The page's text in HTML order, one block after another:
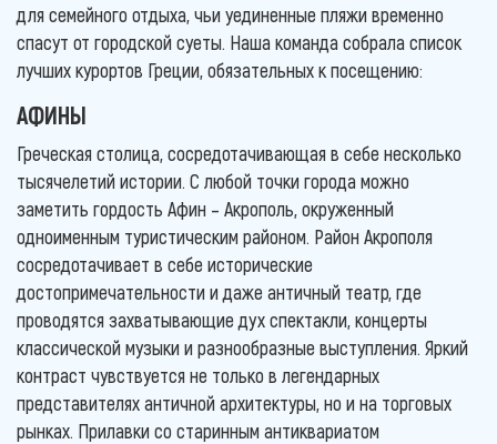
для семейного отдыха, чьи уединенные пляжи временно
спасут от городской суеты. Наша команда собрала список
лучших курортов Греции, обязательных к посещению:
АФИНЫ
Греческая столица, сосредотачивающая в себе несколько
тысячелетий истории. С любой точки города можно
заметить гордость Афин – Акрополь, окруженный
одноименным туристическим районом. Район Акрополя
сосредотачивает в себе исторические
достопримечательности и даже античный театр, где
проводятся захватывающие дух спектакли, концерты
классической музыки и разнообразные выступления. Яркий
контраст чувствуется не только в легендарных
представителях античной архитектуры, но и на торговых
рынках. Прилавки со старинным антиквариатом